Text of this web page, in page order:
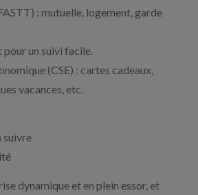
: mutuelle, logement, garde
un suivi facile.
(CSE) : cartes cadeaux,
vacances, etc.
suivre
dynamique et en plein essor, et